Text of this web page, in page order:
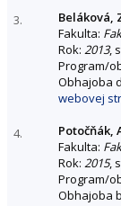
3.
Beláková,
Fakulta:
Rok: 2013,
Program/
Obhajoba
webovej
4.
Potočňák,
Fakulta:
Rok: 2015,
Program/
Obhajoba